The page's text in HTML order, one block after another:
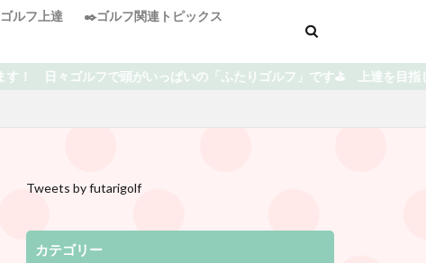
ルフ上達 ✒️ゴルフ関連トピックス
ぱいの「ふたりゴルフ」です⛳️ 上達を目指している中での失敗や気
Tweets by futarigolf
カテゴリー